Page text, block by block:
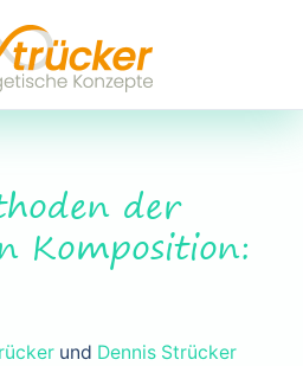
der
Komposition:
und Dennis Strücker